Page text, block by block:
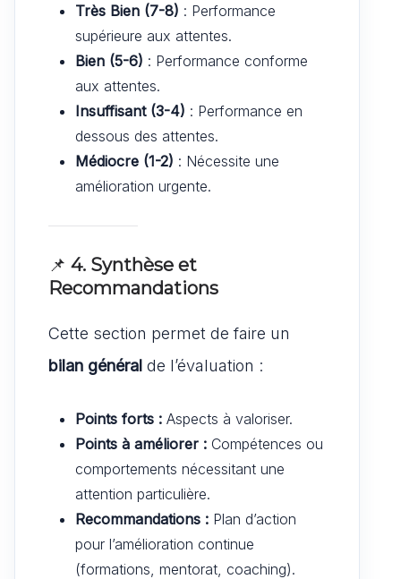
Très Bien (7-8) : Performance
supérieure aux attentes.
Bien (5-6) : Performance conforme
aux attentes.
Insuffisant (3-4) : Performance en
dessous des attentes.
Médiocre (1-2) : Nécessite une
amélioration urgente.
📌 4. Synthèse et
Recommandations
Cette section permet de faire un
bilan général de l’évaluation :
Points forts : Aspects à valoriser.
Points à améliorer : Compétences ou
comportements nécessitant une
attention particulière.
Recommandations : Plan d’action
pour l’amélioration continue
(formations, mentorat, coaching).